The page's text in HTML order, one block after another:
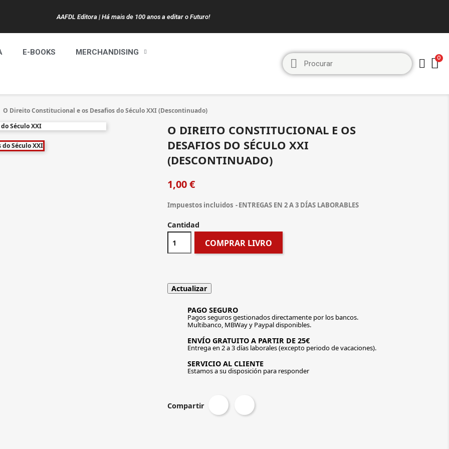
AAFDL Editora | Há mais de 100 anos a editar o Futuro!
E-BOOKS MERCHANDISING
O Direito Constitucional e os Desafios do Século XXI (Descontinuado)
O DIREITO CONSTITUCIONAL E OS
DESAFIOS DO SÉCULO XXI
(DESCONTINUADO)
1,00 €
Impuestos incluidos ENTREGAS EN 2 A 3 DÍAS LABORABLES
Cantidad
COMPRAR LIVRO
PAGO SEGURO
Pagos seguros gestionados directamente por los bancos.
Multibanco, MBWay y Paypal disponibles.
ENVÍO GRATUITO A PARTIR DE 25€
Entrega en 2 a 3 días laborales (excepto periodo de vacaciones).
SERVICIO AL CLIENTE
Estamos a su disposición para responder
Compartir